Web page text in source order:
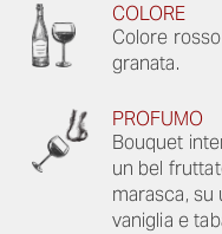
COLORE
Colore
granata.
PROFUMO
Bouquet
un bel
marasca,
vaniglia e